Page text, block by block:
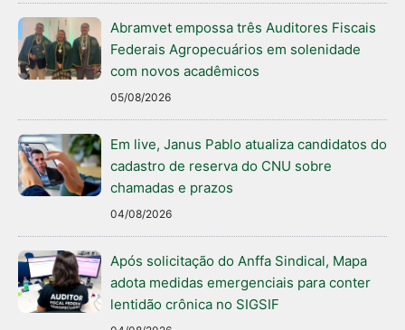
Abramvet empossa três Auditores Fiscais
Federais Agropecuários em solenidade
com novos acadêmicos
05/08/2026
Em live, Janus Pablo atualiza candidatos do
cadastro de reserva do CNU sobre
chamadas e prazos
04/08/2026
Após solicitação do Anffa Sindical, Mapa
adota medidas emergenciais para conter
lentidão crônica no SIGSIF